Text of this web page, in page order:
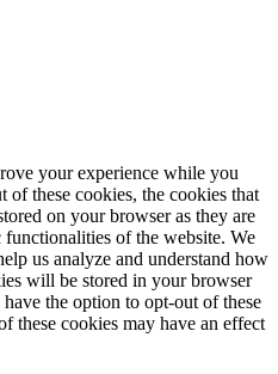
your experience while you
of these cookies, the cookies that
on your browser as they are
of the website. We
us analyze and understand how
will be stored in your browser
the option to opt-out of these
these cookies may have an effect